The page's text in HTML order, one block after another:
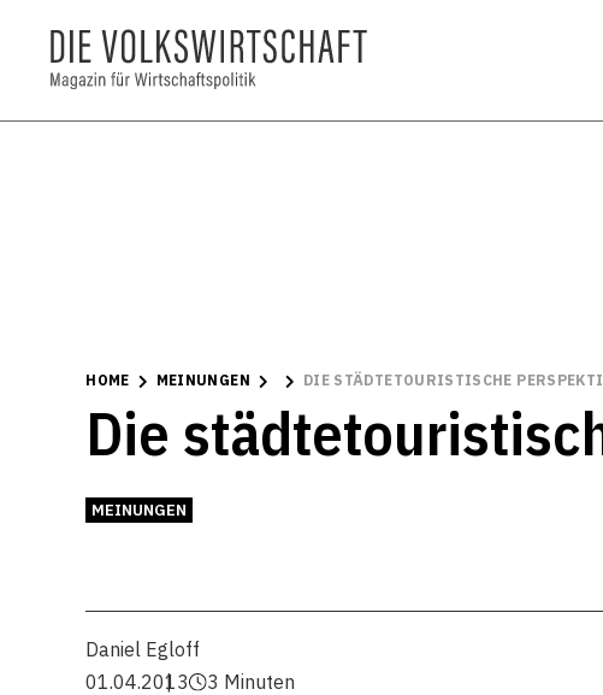
HOME MEINUNGEN DIE STÄDTETOURISTISCHE
Die
MEINUNGEN
Daniel Egloff
01.04.2013
3 Minuten